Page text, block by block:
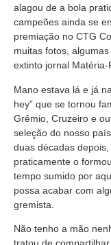
alagou de a bola
campeões ainda se
premiação no CTG
muitas fotos,
extinto jornal Matéria-
Mano estava lá e já
hey” que se tornou
Grêmio, Cruzeiro e
seleção do nosso
duas décadas
praticamente o
tempo sumido por
possa acabar com
gremista.
Não tenho a mão